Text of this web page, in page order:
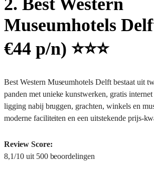
2. Best Western
Museumhotels
€44 p/n) ⭐️⭐️⭐️
Best Western Museumhotels Delft bestaat uit
panden met unieke kunstwerken, gratis internet
ligging nabij bruggen, grachten, winkels en
moderne faciliteiten en een uitstekende prijs-
Review Score:
8,1/10 uit 500 beoordelingen